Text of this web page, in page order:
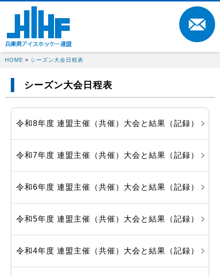
HOME > シーズン大会日程表
シーズン大会日程表
令和8年度 連盟主催（共催）大会と結果（記録）
令和7年度 連盟主催（共催）大会と結果（記録）
令和6年度 連盟主催（共催）大会と結果（記録）
令和5年度 連盟主催（共催）大会と結果（記録）
令和4年度 連盟主催（共催）大会と結果（記録）